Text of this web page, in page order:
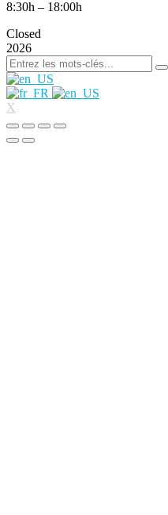
8:30h – 18:00h
Closed
2026
X